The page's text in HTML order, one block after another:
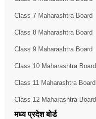
Class 7 Maharashtra Board
Class 8 Maharashtra Board
Class 9 Maharashtra Board
Class 10 Maharashtra Board
Class 11 Maharashtra Board
Class 12 Maharashtra Board
मध्य प्रदेश बोर्ड